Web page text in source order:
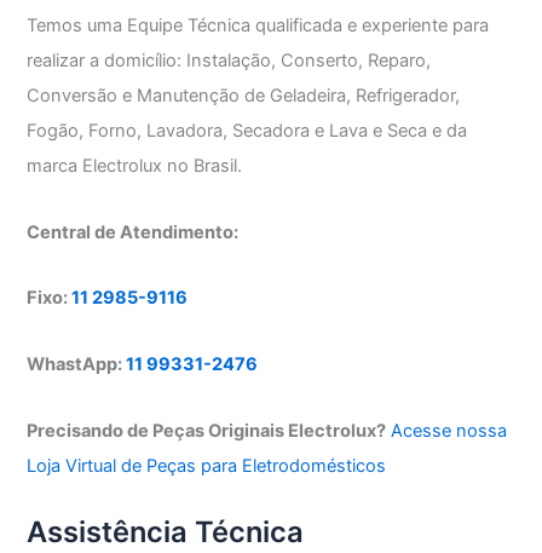
Temos uma Equipe Técnica qualificada e experiente para
realizar a domicílio: Instalação, Conserto, Reparo,
Conversão e Manutenção de Geladeira, Refrigerador,
Fogão, Forno, Lavadora, Secadora e Lava e Seca e da
marca Electrolux no Brasil.
Central de Atendimento:
Fixo:11 2985-9116
WhastApp:11 99331-2476
Precisando de Peças Originais Electrolux? Acesse nossa
Loja Virtual de Peças para Eletrodomésticos
Assistência Técnica